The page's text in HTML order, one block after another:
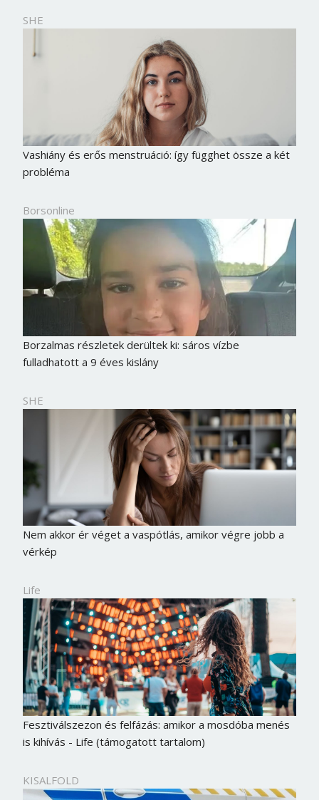
SHE
Vashiány és erős menstruáció: így függhet össze a két
probléma
Borsonline
Borzalmas részletek derültek ki: sáros vízbe
fulladhatott a 9 éves kislány
SHE
Nem akkor ér véget a vaspótlás, amikor végre jobb a
vérkép
Life
Fesztiválszezon és felfázás: amikor a mosdóba menés
is kihívás - Life (támogatott tartalom)
KISALFOLD